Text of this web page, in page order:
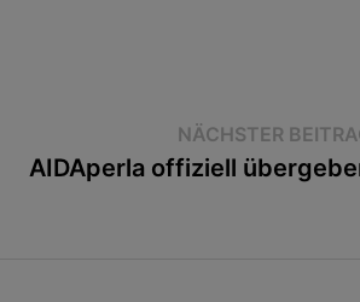
NÄCHSTER
AIDAperla offiziell